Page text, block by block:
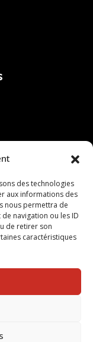
des technologies
aux informations des
nous permettra de
navigation ou les ID
de retirer son
caractéristiques
RÉSERVÉS -
TECH